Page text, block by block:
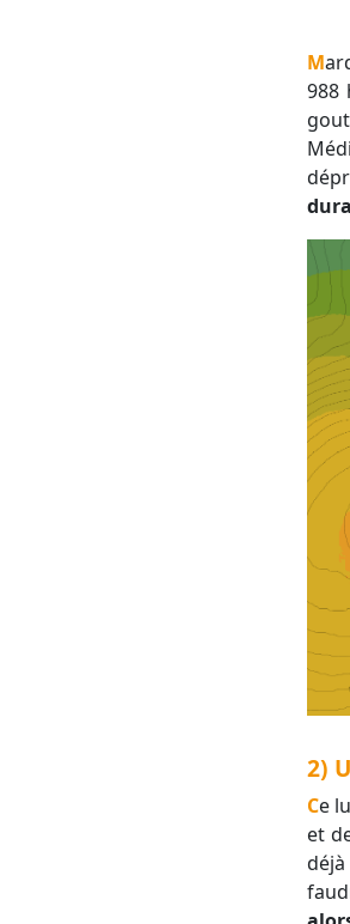
Mardi, un minimum dépressionnaire s'installe près de l'Irlande, avec une pression atmosphérique voisine de
988
2)
Ce lundi matin, des nuages bas (entrées maritimes) se forment sur les plaines du Gard, de l'Hérault, de l'Aude
et